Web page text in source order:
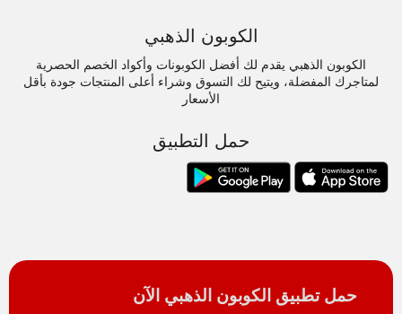
الكوبون الذهبي
الكوبون الذهبي يقدم لك أفضل الكوبونات وأكواد الخصم الحصرية
لمتاجرك المفضلة، ويتيح لك التسوق وشراء أعلى المنتجات جودة بأقل
الأسعار
حمل التطبيق
حمل تطبيق الكوبون الذهبي الآن